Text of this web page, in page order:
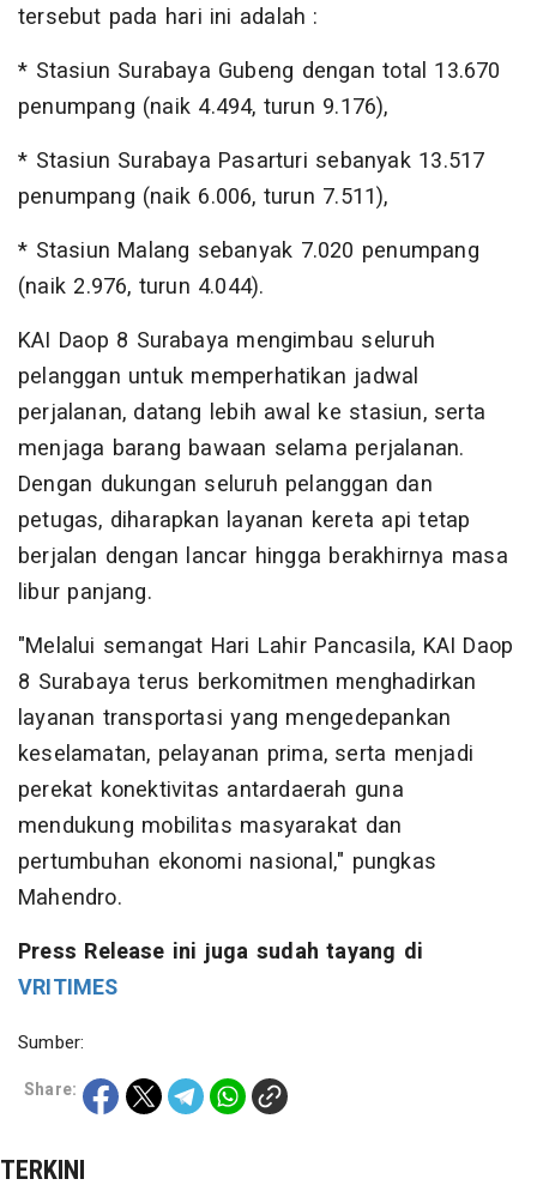
tersebut pada hari ini adalah :
* Stasiun Surabaya Gubeng dengan total 13.670
penumpang (naik 4.494, turun 9.176),
* Stasiun Surabaya Pasarturi sebanyak 13.517
penumpang (naik 6.006, turun 7.511),
* Stasiun Malang sebanyak 7.020 penumpang
(naik 2.976, turun 4.044).
KAI Daop 8 Surabaya mengimbau seluruh
pelanggan untuk memperhatikan jadwal
perjalanan, datang lebih awal ke stasiun, serta
menjaga barang bawaan selama perjalanan.
Dengan dukungan seluruh pelanggan dan
petugas, diharapkan layanan kereta api tetap
berjalan dengan lancar hingga berakhirnya masa
libur panjang.
"Melalui semangat Hari Lahir Pancasila, KAI Daop
8 Surabaya terus berkomitmen menghadirkan
layanan transportasi yang mengedepankan
keselamatan, pelayanan prima, serta menjadi
perekat konektivitas antardaerah guna
mendukung mobilitas masyarakat dan
pertumbuhan ekonomi nasional," pungkas
Mahendro.
Press Release ini juga sudah tayang di
VRITIMES
Sumber:
Share:
TERKINI